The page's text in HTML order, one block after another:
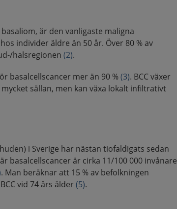
är den vanligaste maligna
individer äldre än 50 år. Över 80 % av
halsregionen(2).
basalcellscancer mer än 90 %(3). BCC växer
sällan, men kan växa lokalt infiltrativt
i Sverige har nästan tiofaldigats sedan
basalcellscancer är cirka 11/100 000 invånare
. Man beräknar att 15 % av befolkningen
vid 74 års ålder(5).